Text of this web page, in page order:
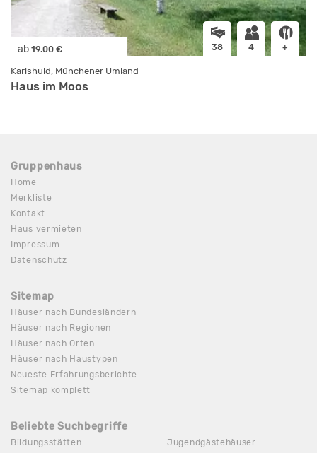
ab 19.00 € 38 4 +
Karlshuld, Münchener Umland
Haus im Moos
Gruppenhaus
Home
Merkliste
Kontakt
Haus vermieten
Impressum
Datenschutz
Sitemap
Häuser nach Bundesländern
Häuser nach Regionen
Häuser nach Orten
Häuser nach Haustypen
Neueste Erfahrungsberichte
Sitemap komplett
Beliebte Suchbegriffe
Bildungsstätten
Jugendgästehäuser